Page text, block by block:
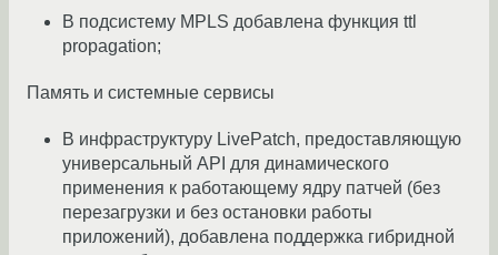
В подсистему MPLS добавлена функция ttl
propagation;
Память и системные сервисы
В инфраструктуру LivePatch, предоставляющую
универсальный API для динамического
применения к работающему ядру патчей (без
перезагрузки и без остановки работы
приложений), добавлена поддержка гибридной